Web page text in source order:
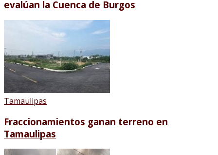
evalúan la Cuenca de Burgos
Tamaulipas
Fraccionamientos ganan terreno en
Tamaulipas